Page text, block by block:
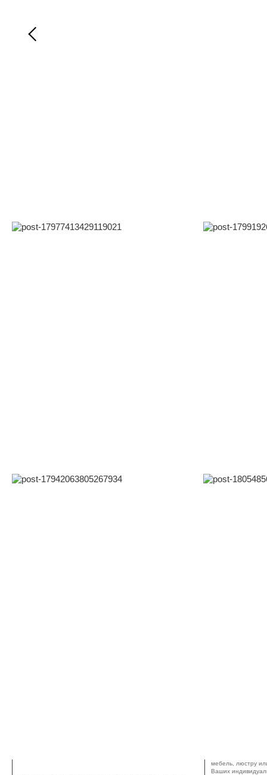
мебель, люстру
Ваших